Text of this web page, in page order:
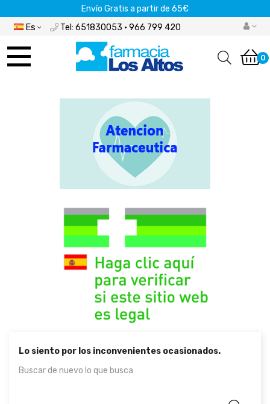
Envío Gratis a partir de 65€
Es Tel: 651830053 · 966 799 420
Navegación
palanca
0
Lo siento por los inconvenientes ocasionados.
Buscar de nuevo lo que busca